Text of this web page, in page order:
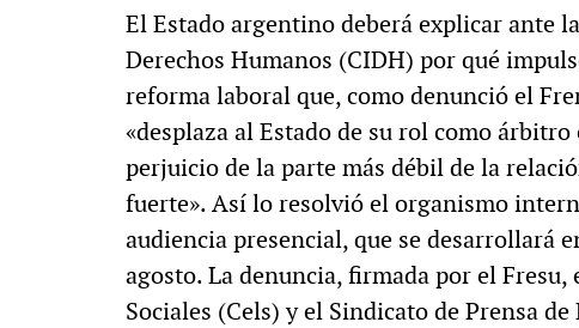
El Estado argentino deberá explicar ante
Derechos Humanos (CIDH) por qué
reforma laboral que, como denunció el
«desplaza al Estado de su rol como
perjuicio de la parte más débil de la
fuerte». Así lo resolvió el organismo
audiencia presencial, que se desarrollará
agosto. La denuncia, firmada por el
Sociales (Cels) y el Sindicato de Prensa